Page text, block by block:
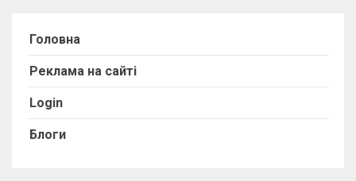
Головна
Реклама на сайті
Login
Блоги